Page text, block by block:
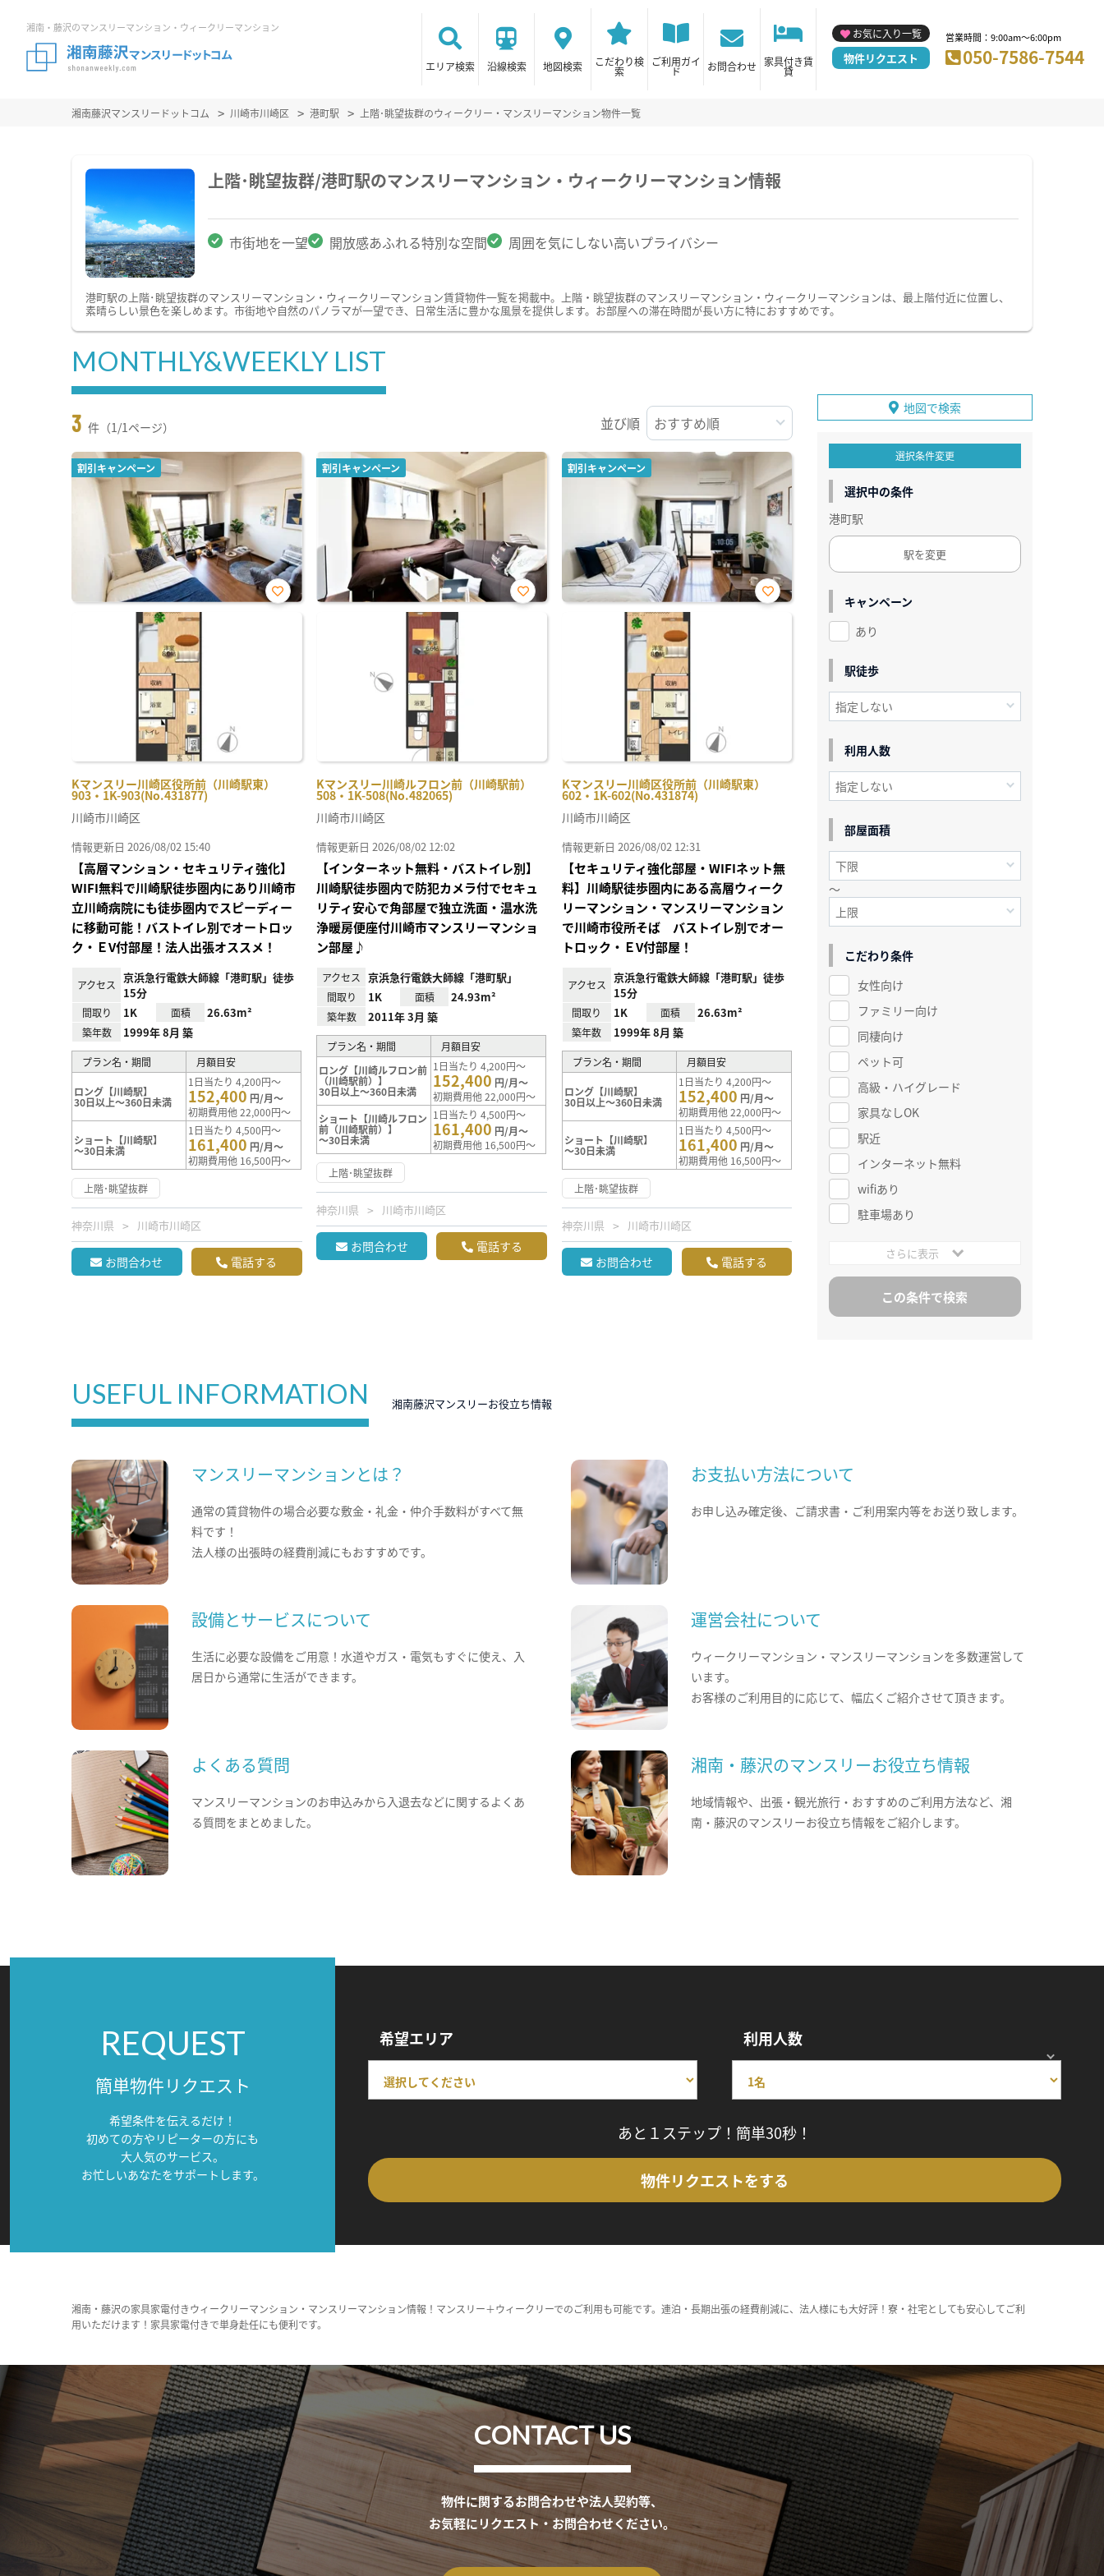
湘南・藤沢のマンスリーマンション・ウィークリーマンション
エリア検索 沿線検索 地図検索 こだわり検
索
ご利用ガイ
ド お問合わせ 家具付き賃
貸
お気に入り一覧
物件リクエスト
営業時間：9:00am～6:00pm
050-7586-7544
湘南藤沢マンスリードットコム 川崎市川崎区 港町駅 上階･眺望抜群のウィークリー・マンスリーマンション物件一覧
上階･眺望抜群/港町駅のマンスリーマンション・ウィークリーマンション情報
市街地を一望 開放感あふれる特別な空間 周囲を気にしない高いプライバシー
港町駅の上階･眺望抜群のマンスリーマンション・ウィークリーマンション賃貸物件一覧を掲載中。上階・眺望抜群のマンスリーマンション・ウィークリーマンションは、最上階付近に位置し、
素晴らしい景色を楽しめます。市街地や自然のパノラマが一望でき、日常生活に豊かな風景を提供します。お部屋への滞在時間が長い方に特におすすめです。
MONTHLY&WEEKLY LIST
3 件（1/1ページ） 並び順
割引キャンペーン
Kマンスリー川崎区役所前（川崎駅東）
903・1K-903(No.431877)
お気
川崎市川崎区
情報更新日 2026/08/02 15:40
【高層マンション・セキュリティ強化】
WIFI無料で川崎駅徒歩圏内にあり川崎市
立川崎病院にも徒歩圏内でスピーディー
に移動可能！バストイレ別でオートロッ
ク・ＥV付部屋！法人出張オススメ！
アクセス
京浜急行電鉄大師線「港町駅」徒歩
15分
間取り 1K 面積 26.63m²
築年数 1999年 8月 築
プラン名・期間 月額目安
ロング【川崎駅】
30日以上～360日未満
1日当たり 4,200円～
152,400 円/月～
初期費用他 22,000円～
ショート【川崎駅】
～30日未満
1日当たり 4,500円～
161,400 円/月～
初期費用他 16,500円～
上階･眺望抜群
神奈川県 川崎市川崎区
お問合わせ 電話する
割引キャンペーン
Kマンスリー川崎ルフロン前（川崎駅前）
508・1K-508(No.482065)
お気
川崎市川崎区
情報更新日 2026/08/02 12:02
【インターネット無料・バストイレ別】
川崎駅徒歩圏内で防犯カメラ付でセキュ
リティ安心で角部屋で独立洗面・温水洗
浄暖房便座付川崎市マンスリーマンショ
ン部屋♪
アクセス 京浜急行電鉄大師線「港町駅」
間取り 1K 面積 24.93m²
築年数 2011年 3月 築
プラン名・期間
月額目安
ロング【川崎ルフロン前
（川崎駅前）】
30日以上～360日未満
1日当たり 4,200円～
152,400 円/月～
初期費用他 22,000円～
ショート【川崎ルフロン
前（川崎駅前）】
～30日未満
1日当たり 4,500円～
161,400 円/月～
初期費用他 16,500円～
上階･眺望抜群
神奈川県 川崎市川崎区
お問合わせ 電話する
割引キャンペーン
Kマンスリー川崎区役所前（川崎駅東）
602・1K-602(No.431874)
お気
川崎市川崎区
情報更新日 2026/08/02 12:31
【セキュリティ強化部屋・WIFIネット無
料】川崎駅徒歩圏内にある高層ウィーク
リーマンション・マンスリーマンション
で川崎市役所そば バストイレ別でオー
トロック・ＥV付部屋！
アクセス
京浜急行電鉄大師線「港町駅」徒歩
15分
間取り 1K 面積 26.63m²
築年数 1999年 8月 築
プラン名・期間 月額目安
ロング【川崎駅】
30日以上～360日未満
1日当たり 4,200円～
152,400 円/月～
初期費用他 22,000円～
ショート【川崎駅】
～30日未満
1日当たり 4,500円～
161,400 円/月～
初期費用他 16,500円～
上階･眺望抜群
神奈川県 川崎市川崎区
お問合わせ 電話する
地図で検索
選択条件変更
選択中の条件
港町駅
駅を変更
キャンペーン
あり
駅徒歩
利用人数
部屋面積
～
こだわり条件
女性向け
ファミリー向け
同棲向け
ペット可
高級・ハイグレード
家具なしOK
駅近
インターネット無料
wifiあり
駐車場あり
さらに表示
USEFUL INFORMATION 湘南藤沢マンスリーお役立ち情報
マンスリーマンションとは？
通常の賃貸物件の場合必要な敷金・礼金・仲介手数料がすべて無
料です！
法人様の出張時の経費削減にもおすすめです。
お支払い方法について
お申し込み確定後、ご請求書・ご利用案内等をお送り致します。
設備とサービスについて
生活に必要な設備をご用意！水道やガス・電気もすぐに使え、入
居日から通常に生活ができます。
運営会社について
ウィークリーマンション・マンスリーマンションを多数運営して
います。
お客様のご利用目的に応じて、幅広くご紹介させて頂きます。
よくある質問
マンスリーマンションのお申込みから入退去などに関するよくあ
る質問をまとめました。
湘南・藤沢のマンスリーお役立ち情報
地域情報や、出張・観光旅行・おすすめのご利用方法など、湘
南・藤沢のマンスリーお役立ち情報をご紹介します。
REQUEST
簡単物件リクエスト
希望条件を伝えるだけ！
初めての方やリピーターの方にも
大人気のサービス。
お忙しいあなたをサポートします。
希望エリア 利用人数
あと１ステップ！簡単30秒！
物件リクエストをする
湘南・藤沢の家具家電付きウィークリーマンション・マンスリーマンション情報！マンスリー＋ウィークリーでのご利用も可能です。連泊・長期出張の経費削減に、法人様にも大好評！寮・社宅としても安心してご利
用いただけます！家具家電付きで単身赴任にも便利です。
CONTACT US
物件に関するお問合わせや法人契約等、
お気軽にリクエスト・お問合わせください。